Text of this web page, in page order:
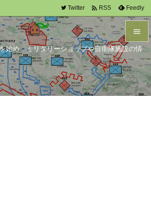
始め、ミリタリーショップや自衛隊施設の情


メニュ

サイド
Twitter  RSS Feedly